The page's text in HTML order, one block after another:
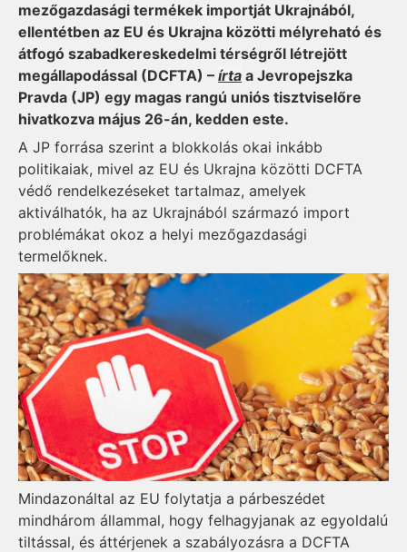
mezőgazdasági termékek importját Ukrajnából,
ellentétben az EU és Ukrajna közötti mélyreható és
átfogó szabadkereskedelmi térségről létrejött
megállapodással (DCFTA) – írta a Jevropejszka
Pravda (JP) egy magas rangú uniós tisztviselőre
hivatkozva május 26-án, kedden este.
A JP forrása szerint a blokkolás okai inkább
politikaiak, mivel az EU és Ukrajna közötti DCFTA
védő rendelkezéseket tartalmaz, amelyek
aktiválhatók, ha az Ukrajnából származó import
problémákat okoz a helyi mezőgazdasági
termelőknek.
Mindazonáltal az EU folytatja a párbeszédet
mindhárom állammal, hogy felhagyjanak az egyoldalú
tiltással, és áttérjenek a szabályozásra a DCFTA